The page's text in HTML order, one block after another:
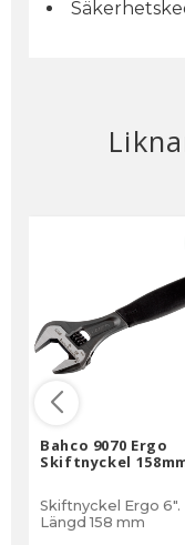
Bahco 9070 Ergo
Skiftnyckel
Skiftnyckel Ergo 6".
Längd 158 mm